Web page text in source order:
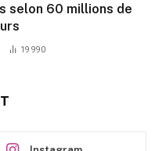
selon 60 millions de
19 990